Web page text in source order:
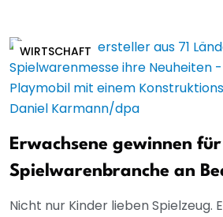
WIRTSCHAFT
Erwachsene gewinnen für
Spielwarenbranche an
Nicht nur Kinder lieben Spielzeug.